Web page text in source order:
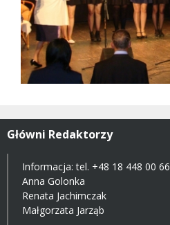
Główni Redaktorzy
Informacja: tel. +48 18 448 00 66
Anna Golonka
Renata Jachimczak
Małgorzata Jarząb